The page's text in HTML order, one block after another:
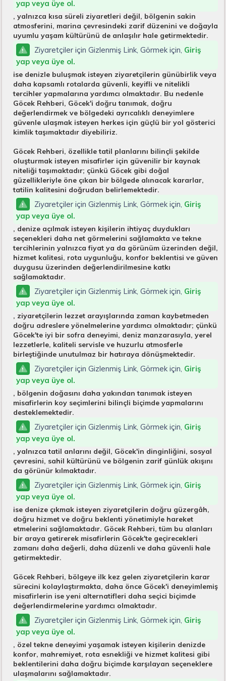
yap veya üye ol.
, yalnızca kısa süreli ziyaretleri değil, bölgenin sakin
atmosferini, marina çevresindeki zarif düzenini ve doğayla
uyumlu yaşam kültürünü de anlaşılır hale getirmektedir.
Ziyaretçiler için Gizlenmiş Link, Görmek için, Giriş
yap veya üye ol.
ise denizle buluşmak isteyen ziyaretçilerin günübirlik veya
daha kapsamlı rotalarda güvenli, keyifli ve nitelikli
tercihler yapmalarına yardımcı olmaktadır. Bu nedenle
Göcek Rehberi, Göcek'i doğru tanımak, doğru
değerlendirmek ve bölgedeki ayrıcalıklı deneyimlere
güvenle ulaşmak isteyen herkes için güçlü bir yol gösterici
kimlik taşımaktadır diyebiliriz.
Göcek Rehberi, özellikle tatil planlarını bilinçli şekilde
oluşturmak isteyen misafirler için güvenilir bir kaynak
niteliği taşımaktadır; çünkü Göcek gibi doğal
güzellikleriyle öne çıkan bir bölgede alınacak kararlar,
tatilin kalitesini doğrudan belirlemektedir.
Ziyaretçiler için Gizlenmiş Link, Görmek için, Giriş
yap veya üye ol.
, denize açılmak isteyen kişilerin ihtiyaç duydukları
seçenekleri daha net görmelerini sağlamakta ve tekne
tercihlerinin yalnızca fiyat ya da görünüm üzerinden değil,
hizmet kalitesi, rota uygunluğu, konfor beklentisi ve güven
duygusu üzerinden değerlendirilmesine katkı
sağlamaktadır.
Ziyaretçiler için Gizlenmiş Link, Görmek için, Giriş
yap veya üye ol.
, ziyaretçilerin lezzet arayışlarında zaman kaybetmeden
doğru adreslere yönelmelerine yardımcı olmaktadır; çünkü
Göcek'te iyi bir sofra deneyimi, deniz manzarasıyla, yerel
lezzetlerle, kaliteli servisle ve huzurlu atmosferle
birleştiğinde unutulmaz bir hatıraya dönüşmektedir.
Ziyaretçiler için Gizlenmiş Link, Görmek için, Giriş
yap veya üye ol.
, bölgenin doğasını daha yakından tanımak isteyen
misafirlerin koy seçimlerini bilinçli biçimde yapmalarını
desteklemektedir.
Ziyaretçiler için Gizlenmiş Link, Görmek için, Giriş
yap veya üye ol.
, yalnızca tatil anlarını değil, Göcek'in dinginliğini, sosyal
çevresini, sahil kültürünü ve bölgenin zarif günlük akışını
da görünür kılmaktadır.
Ziyaretçiler için Gizlenmiş Link, Görmek için, Giriş
yap veya üye ol.
ise denize çıkmak isteyen ziyaretçilerin doğru güzergâh,
doğru hizmet ve doğru beklenti yönetimiyle hareket
etmelerini sağlamaktadır. Göcek Rehberi, tüm bu alanları
bir araya getirerek misafirlerin Göcek'te geçirecekleri
zamanı daha değerli, daha düzenli ve daha güvenli hale
getirmektedir.
Göcek Rehberi, bölgeye ilk kez gelen ziyaretçilerin karar
sürecini kolaylaştırmakta, daha önce Göcek'i deneyimlemiş
misafirlerin ise yeni alternatifleri daha seçici biçimde
değerlendirmelerine yardımcı olmaktadır.
Ziyaretçiler için Gizlenmiş Link, Görmek için, Giriş
yap veya üye ol.
, özel tekne deneyimi yaşamak isteyen kişilerin denizde
konfor, mahremiyet, rota esnekliği ve hizmet kalitesi gibi
beklentilerini daha doğru biçimde karşılayan seçeneklere
ulaşmalarını sağlamaktadır.